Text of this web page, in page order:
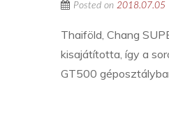
Posted on 2018.07.05
Thaiföld, Chang
kisajátította, így a
GT500